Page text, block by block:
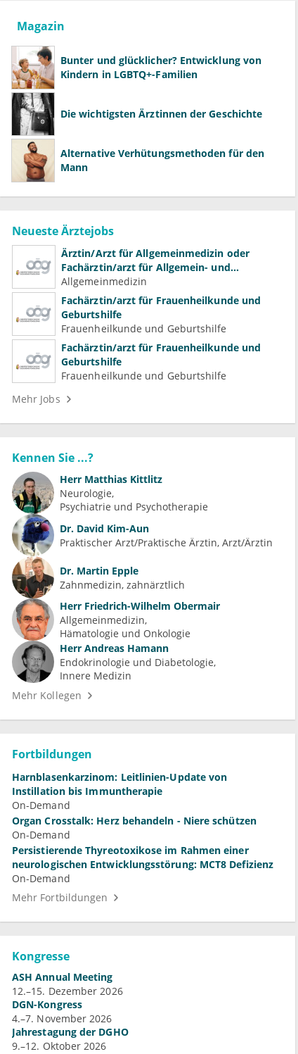
Magazin
Bunter und glücklicher? Entwicklung von
Kindern in LGBTQ+-Familien
Die wichtigsten Ärztinnen der Geschichte
Alternative Verhütungsmethoden für den
Mann
Neueste Ärztejobs
Ärztin/Arzt für Allgemeinmedizin oder
Fachärztin/arzt für Allgemein- und
Familienmedizin für Psychiatrie und
Psychotherapeutische Medizin
Allgemeinmedizin
Fachärztin/arzt für Frauenheilkunde und
Geburtshilfe
Frauenheilkunde und Geburtshilfe
Fachärztin/arzt für Frauenheilkunde und
Geburtshilfe
Frauenheilkunde und Geburtshilfe
Mehr Jobs
Kennen Sie ...?
Herr Matthias Kittlitz
Neurologie
Psychiatrie und Psychotherapie
Dr. David Kim-Aun
Praktischer Arzt/Praktische Ärztin, Arzt/Ärztin
Dr. Martin Epple
Zahnmedizin, zahnärztlich
Herr Friedrich-Wilhelm Obermair
Allgemeinmedizin
Hämatologie und Onkologie
Herr Andreas Hamann
Endokrinologie und Diabetologie
Innere Medizin
Mehr Kollegen
Fortbildungen
Harnblasenkarzinom: Leitlinien-Update von
Instillation bis Immuntherapie
On-Demand
Organ Crosstalk: Herz behandeln - Niere schützen
On-Demand
Persistierende Thyreotoxikose im Rahmen einer
neurologischen Entwicklungsstörung: MCT8 Defizienz
On-Demand
Mehr Fortbildungen
Kongresse
ASH Annual Meeting
12.–15. Dezember 2026
DGN-Kongress
4.–7. November 2026
Jahrestagung der DGHO
9.–12. Oktober 2026